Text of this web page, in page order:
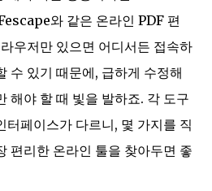
와 같은 온라인 PDF 편
우저만 있으면 어디서든 접속하
수 있기 때문에, 급하게 수정해
해야 할 때 빛을 발하죠. 각 도구
터페이스가 다르니, 몇 가지를 직
편리한 온라인 툴을 찾아두면 좋